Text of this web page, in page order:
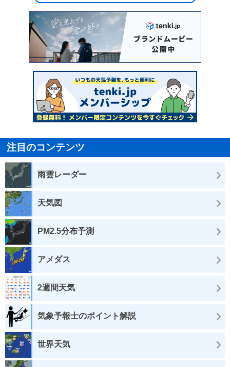
注目のコンテンツ
雨雲レーダー
天気図
PM2.5分布予測
アメダス
2週間天気
気象予報士のポイント解説
世界天気